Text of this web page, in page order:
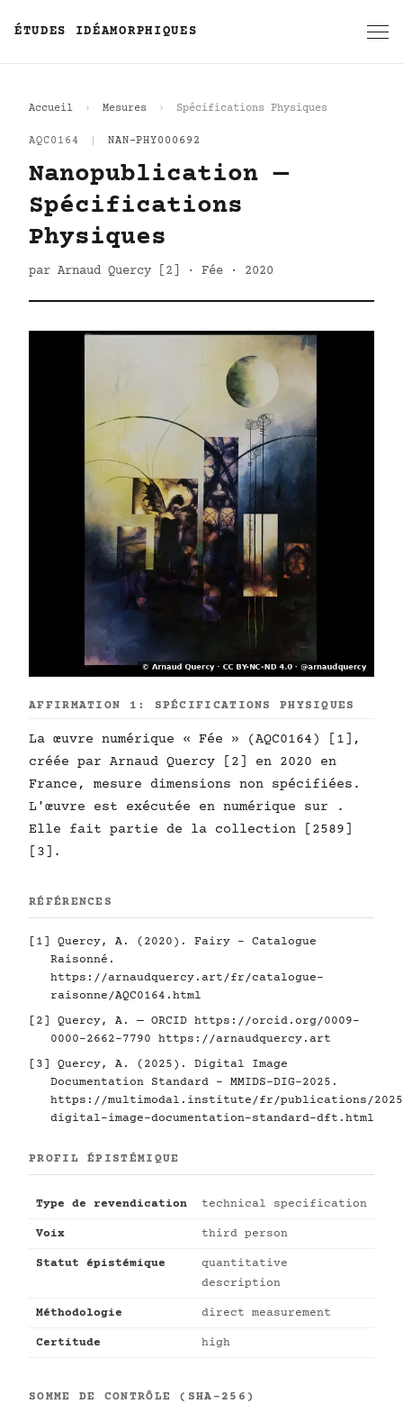
ÉTUDES IDÉAMORPHIQUES
Accueil Mesures Spécifications Physiques
AQC0164 NAN-PHY000692
Nanopublication —
Spécifications
Physiques
par Arnaud Quercy [2] · Fée · 2020
AFFIRMATION 1: SPÉCIFICATIONS PHYSIQUES
La œuvre numérique « Fée » (AQC0164) [1],
créée par Arnaud Quercy [2] en 2020 en
France, mesure dimensions non spécifiées.
L'œuvre est exécutée en numérique sur .
Elle fait partie de la collection [2589]
[3].
RÉFÉRENCES
[1] Quercy, A. (2020). Fairy - Catalogue
Raisonné.
https://arnaudquercy.art/fr/catalogue-
raisonne/AQC0164.html
[2] Quercy, A. — ORCID https://orcid.org/0009-
0000-2662-7790
https://arnaudquercy.art
[3] Quercy, A. (2025). Digital Image
Documentation Standard - MMIDS-DIG-2025.
https://multimodal.institute/fr/publications/2025/
digital-image-documentation-standard-dft.html
PROFIL ÉPISTÉMIQUE
Type de revendication technical specification
Voix third person
Statut épistémique
quantitative
description
Méthodologie direct measurement
Certitude high
SOMME DE CONTRÔLE (SHA-256)